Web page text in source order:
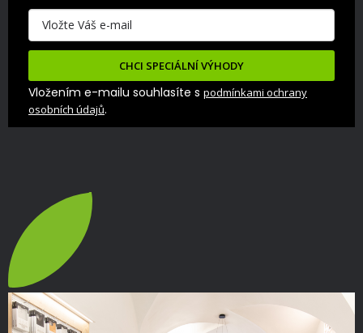
CHCI SPECIÁLNÍ VÝHODY
Vložením e-mailu souhlasíte s podmínkami ochrany
osobních údajů.